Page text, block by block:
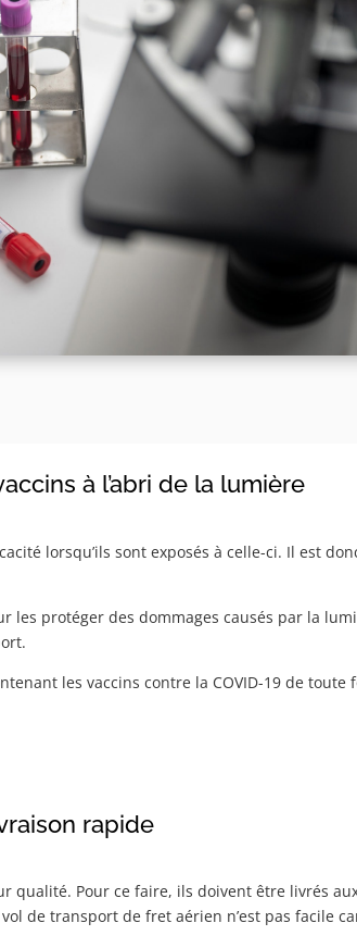
à l’abri de la lumière
lorsqu’ils sont exposés à celle-ci. Il est
les protéger des dommages causés par la
les vaccins contre la COVID-19 de toute
rapide
qualité. Pour ce faire, ils doivent être livrés
de transport de fret aérien n’est pas facile